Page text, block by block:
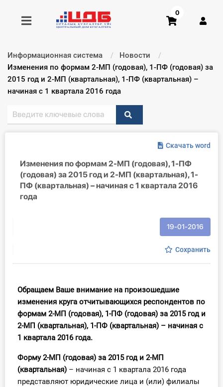
Получить консультацию
Купить доступ
Главная ИС
Консультации
Правовая база
Справочник бухгалтера
Участник ВЭД
Практика ИП
Кадры. Труд. Зарплата.
Учет по отраслям
0
Информационная система
Новости
Текущий:
Изменения по формам 2-МП (годовая), 1-ПФ (годовая) за
2015 год и 2-МП (квартальная), 1-ПФ (квартальная) –
начиная с 1 квартала 2016 года
Скачать word
Изменения по формам 2-МП (годовая), 1-ПФ
(годовая) за 2015 год и 2-МП (квартальная), 1-
ПФ (квартальная) – начиная с 1 квартала 2016
года
19-01-2016
Сохранить
Обращаем Ваше внимание на произошедшие
изменения круга отчитывающихся респондентов по
формам 2-МП (годовая), 1-ПФ (годовая) за 2015 год и
2-МП (квартальная), 1-ПФ (квартальная) – начиная с
1 квартала 2016 года.
Форму 2-МП (годовая) за 2015 год и 2-МП
(квартальная) – начиная с 1 квартала 2016 года
представляют юридические лица и (или) филиалы